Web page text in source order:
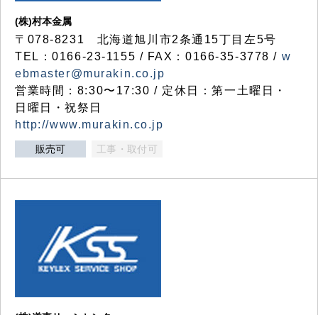
(株)村本金属
〒078-8231 北海道旭川市2条通15丁目左5号
TEL：0166-23-1155 / FAX：0166-35-3778 / w
ebmaster@murakin.co.jp
営業時間：8:30〜17:30 / 定休日：第一土曜日・
日曜日・祝祭日
http://www.murakin.co.jp
販売可 工事・取付可